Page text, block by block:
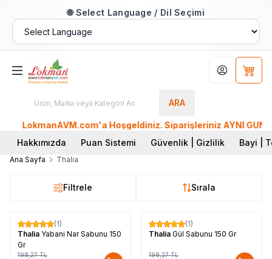
🌐 Select Language / Dil Seçimi
ARA
Hesabım
LokmanAVM.com'a Hoşgeldiniz. Siparişleriniz AYNI GÜN
Hakkımızda
Puan Sistemi Güvenlik | Gizlilik Bayi |
Ana Sayfa Thalia
Filtrele Sırala
%17
(1)
Thalia Yabani Nar Sabunu 150
Gr
198,27TL
%17
(1)
Thalia Gül Sabunu 150 Gr
198,27TL